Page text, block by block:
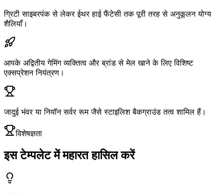
ग्रिटी साइबरपंक से लेकर ईथर हाई फैंटेसी तक पूरी तरह से अनुकूलन योग्य
शैलियाँ।
आपके अद्वितीय गेमिंग व्यक्तित्व और ब्रांड से मेल खाने के लिए विशिष्ट
एक्सप्रेशन नियंत्रण।
जादुई भंवर या नियॉन सर्वर रूम जैसे स्टाइलिश बैकग्राउंड तत्व शामिल हैं।
विशेषज्ञता
इस टेम्पलेट में महारत हासिल करें